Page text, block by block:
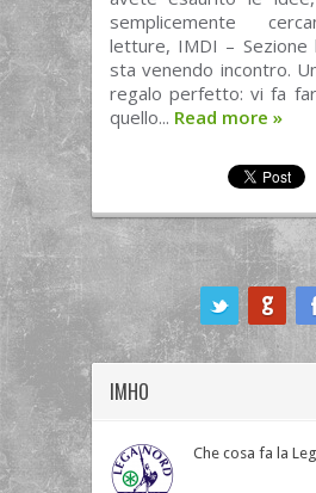
semplicemente
letture, IMDI –
sta venendo incontro.
regalo perfetto: vi fa
quello... Read more »
IMHO
Che cosa fa la